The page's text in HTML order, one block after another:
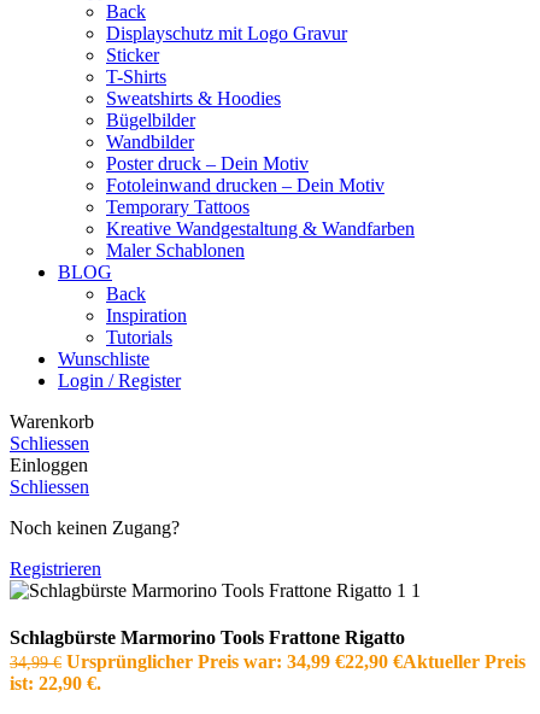
Back
Displayschutz mit Logo Gravur
Sticker
T-Shirts
Sweatshirts & Hoodies
Bügelbilder
Wandbilder
Poster druck – Dein Motiv
Fotoleinwand drucken – Dein Motiv
Temporary Tattoos
Kreative Wandgestaltung & Wandfarben
Maler Schablonen
BLOG
Back
Inspiration
Tutorials
Wunschliste
Login / Register
Warenkorb
Schliessen
Einloggen
Schliessen
Noch keinen Zugang?
Registrieren
Schlagbürste Marmorino Tools Frattone Rigatto
34,99€ Ursprünglicher Preis war: 34,99 €22,90 €Aktueller Preis
ist: 22,90 €.